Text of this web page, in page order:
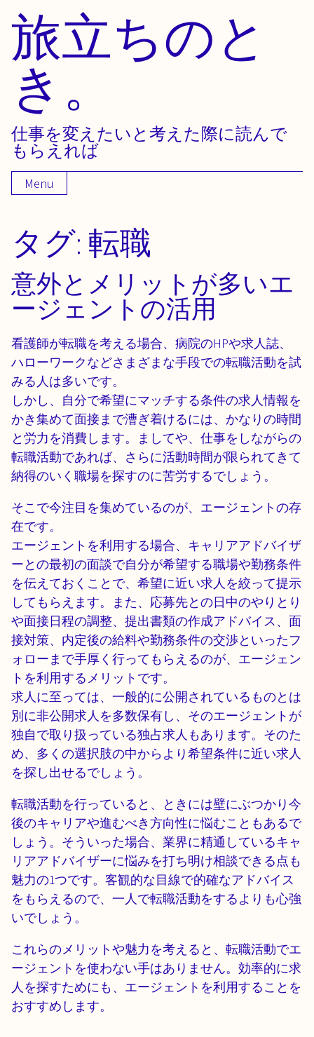
Skip
content
旅立ちのと
き。
仕事を変えたいと考えた際に読んで
もらえれば
Menu
タグ: 転職
意外とメリットが多いエ
ージェントの活用
看護師が転職を考える場合、病院のHPや求人誌、
ハローワークなどさまざまな手段での転職活動を試
みる人は多いです。
しかし、自分で希望にマッチする条件の求人情報を
かき集めて面接まで漕ぎ着けるには、かなりの時間
と労力を消費します。ましてや、仕事をしながらの
転職活動であれば、さらに活動時間が限られてきて
納得のいく職場を探すのに苦労するでしょう。
そこで今注目を集めているのが、エージェントの存
在です。
エージェントを利用する場合、キャリアアドバイザ
ーとの最初の面談で自分が希望する職場や勤務条件
を伝えておくことで、希望に近い求人を絞って提示
してもらえます。また、応募先との日中のやりとり
や面接日程の調整、提出書類の作成アドバイス、面
接対策、内定後の給料や勤務条件の交渉といったフ
ォローまで手厚く行ってもらえるのが、エージェン
トを利用するメリットです。
求人に至っては、一般的に公開されているものとは
別に非公開求人を多数保有し、そのエージェントが
独自で取り扱っている独占求人もあります。そのた
め、多くの選択肢の中からより希望条件に近い求人
を探し出せるでしょう。
転職活動を行っていると、ときには壁にぶつかり今
後のキャリアや進むべき方向性に悩むこともあるで
しょう。そういった場合、業界に精通しているキャ
リアアドバイザーに悩みを打ち明け相談できる点も
魅力の1つです。客観的な目線で的確なアドバイス
をもらえるので、一人で転職活動をするよりも心強
いでしょう。
これらのメリットや魅力を考えると、転職活動でエ
ージェントを使わない手はありません。効率的に求
人を探すためにも、エージェントを利用することを
おすすめします。